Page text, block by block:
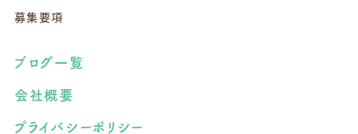
募集要項
ブログ一覧
会社概要
プライバシーポリシー